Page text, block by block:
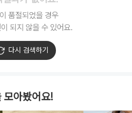
품절되었을 경우
되지 않을 수 있어요.
다시 검색하기
모아봤어요!